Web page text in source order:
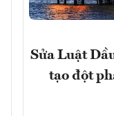
Sửa Luật
tạo đột